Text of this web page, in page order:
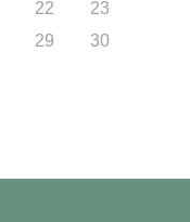
22
23
29
30